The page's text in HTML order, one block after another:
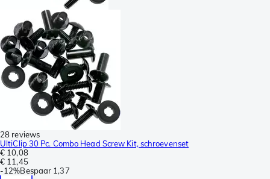
28 reviews
UltiClip 30 Pc. Combo Head Screw Kit, schroevenset
€ 10,08
€ 11,45
-12%Bespaar 1,37